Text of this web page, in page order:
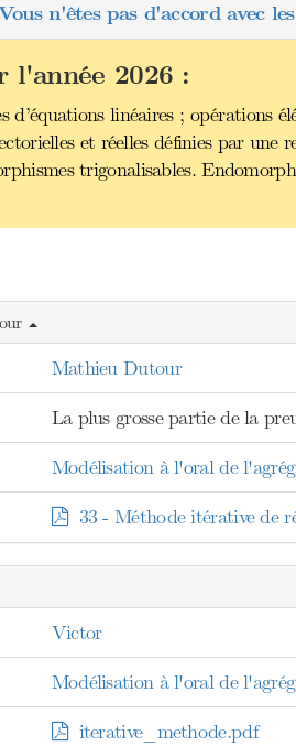
n'êtes pas d'accord avec
l'année 2026 :
d’équations linéaires ; opérations
et réelles définies par
trigonalisables.
Mathieu Dutour
La plus grosse partie de la
Modélisation à l'oral de
33 - Méthode itérative de
Victor
Modélisation à l'oral de
iterative_methode.pdf